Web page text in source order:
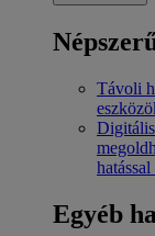
Távoli
Egyéb